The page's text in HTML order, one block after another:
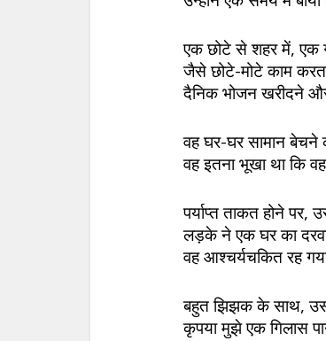
एक छोटे से शहर में, एक
जैसे छोटे-मोटे काम
दैनिक भोजन खरीदने
वह घर-घर सामान बेचने
वह इतना भूखा था कि
पर्याप्त ताकत होने
लड़के ने एक घर का
वह आश्चर्यचकित रह
बहुत झिझक के साथ,
कृपया मुझे एक गिलास